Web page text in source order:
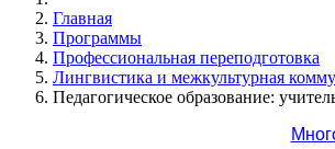
Главная
Программы
Профессиональная переподготовка
Лингвистика и межкультурная
Педагогическое образование: